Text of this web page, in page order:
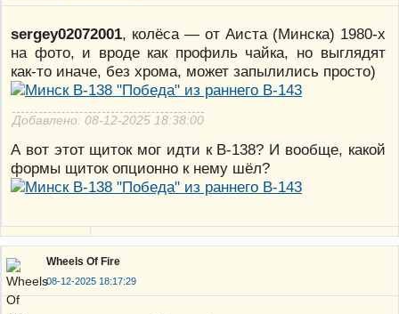
sergey02072001, колёса — от Аиста (Минска) 1980-х
на фото, и вроде как профиль чайка, но выглядят
как-то иначе, без хрома, может запылились просто)
Добавлено: 08-12-2025 18:38:00
А вот этот щиток мог идти к В-138? И вообще, какой
формы щиток опционно к нему шёл?
Wheels Of Fire
08-12-2025 18:17:29